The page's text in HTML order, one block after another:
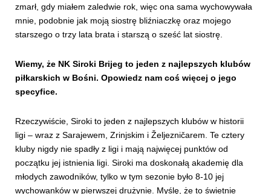
zmarł, gdy miałem zaledwie rok, więc ona sama wychowywała
mnie, podobnie jak moją siostrę bliźniaczkę oraz mojego
starszego o trzy lata brata i starszą o sześć lat siostrę.
Wiemy, że NK Siroki Brijeg to jeden z najlepszych klubów
piłkarskich w Bośni. Opowiedz nam coś więcej o jego
specyfice.
Rzeczywiście, Siroki to jeden z najlepszych klubów w historii
ligi – wraz z Sarajewem, Zrinjskim i Željezničarem. Te cztery
kluby nigdy nie spadły z ligi i mają najwięcej punktów od
początku jej istnienia ligi. Siroki ma doskonałą akademię dla
młodych zawodników, tylko w tym sezonie było 8-10 jej
wychowanków w pierwszej drużynie. Myślę, że to świetnie